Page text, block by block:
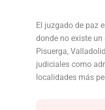
El juzgado de paz
donde no existe
Pisuerga,
judiciales como
localidades más